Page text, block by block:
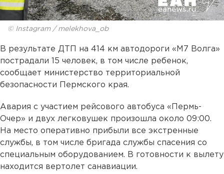
© Instagram / melekhova_ob
В результате ДТП на 414 км автодороги «М7 Волга»
пострадали 15 человек, в том числе ребенок,
сообщает министерство территориальной
безопасности Пермского края.
Авария с участием рейсового автобуса «Пермь-
Очер» и двух легковушек произошла около 09:00.
На место оперативно прибыли все экстренные
службы, в том числе бригада службы спасения со
специальным оборудованием. В готовности к вылету
находится вертолет санавиации.